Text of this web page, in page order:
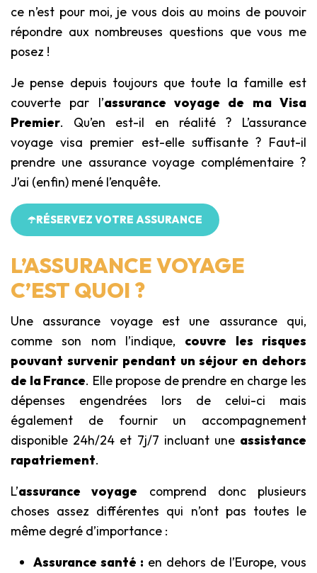
ce n’est pour moi, je vous dois au moins de pouvoir
répondre aux nombreuses questions que vous me
posez !
Je pense depuis toujours que toute la famille est
couverte par l’assurance voyage de ma Visa
Premier. Qu’en est-il en réalité ? L’assurance
voyage visa premier est-elle suffisante ? Faut-il
prendre une assurance voyage complémentaire ?
J’ai (enfin) mené l’enquête.
☂️RÉSERVEZ VOTRE ASSURANCE
L’ASSURANCE VOYAGE
C’EST QUOI ?
Une assurance voyage est une assurance qui,
comme son nom l’indique, couvre les risques
pouvant survenir pendant un séjour en dehors
de la France. Elle propose de prendre en charge les
dépenses engendrées lors de celui-ci mais
également de fournir un accompagnement
disponible 24h/24 et 7j/7 incluant une assistance
rapatriement.
L’assurance voyage comprend donc plusieurs
choses assez différentes qui n’ont pas toutes le
même degré d’importance :
Assurance santé : en dehors de l’Europe, vous